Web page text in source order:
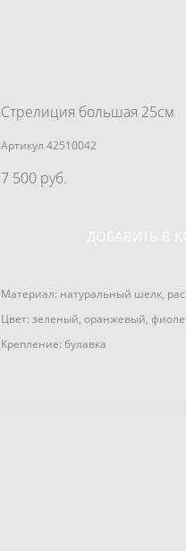
Стрелиция большая 25см
Артикул 42510042
7 500 pуб.
ДОБАВИТЬ В
Материал: натуральный шелк,
Цвет: зеленый, оранжевый,
Крепление: булавка